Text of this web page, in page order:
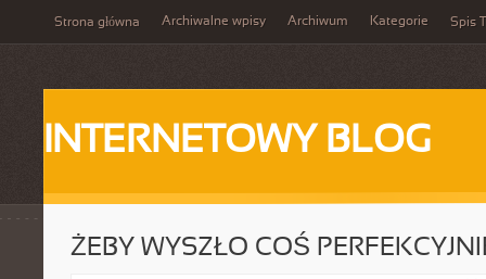
Strona główna Archiwalne wpisy Archiwum Kategorie Spis
INTERNETOWY BLOG
ŻEBY WYSZŁO COŚ